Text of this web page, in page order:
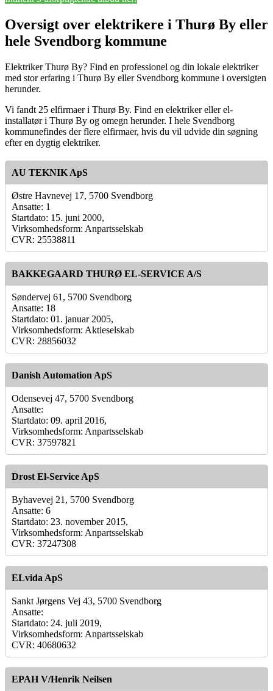
Oversigt over elektrikere i Thurø By eller
hele Svendborg kommune
Elektriker Thurø By? Find en professionel og din lokale elektriker
med stor erfaring i Thurø By eller Svendborg kommune i oversigten
herunder.
Vi fandt 25 elfirmaer i Thurø By. Find en elektriker eller el-
installatør i Thurø By og omegn herunder. I hele Svendborg
kommunefindes der flere elfirmaer, hvis du vil udvide din søgning
efter en dygtig elektriker.
AU TEKNIK ApS
Østre Havnevej 17, 5700 Svendborg
Ansatte: 1
Startdato: 15. juni 2000,
Virksomhedsform: Anpartsselskab
CVR: 25538811
BAKKEGAARD THURØ EL-SERVICE A/S
Søndervej 61, 5700 Svendborg
Ansatte: 18
Startdato: 01. januar 2005,
Virksomhedsform: Aktieselskab
CVR: 28856032
Danish Automation ApS
Odensevej 47, 5700 Svendborg
Ansatte:
Startdato: 09. april 2016,
Virksomhedsform: Anpartsselskab
CVR: 37597821
Drost El-Service ApS
Byhavevej 21, 5700 Svendborg
Ansatte: 6
Startdato: 23. november 2015,
Virksomhedsform: Anpartsselskab
CVR: 37247308
ELvida ApS
Sankt Jørgens Vej 43, 5700 Svendborg
Ansatte:
Startdato: 24. juli 2019,
Virksomhedsform: Anpartsselskab
CVR: 40680632
EPAH V/Henrik Neilsen